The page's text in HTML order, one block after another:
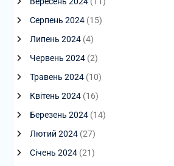
Серпень 2024(15)
Липень 2024(4)
Червень 2024(2)
Травень 2024(10)
Квітень 2024(16)
Березень 2024(14)
Лютий 2024(27)
Січень 2024(21)